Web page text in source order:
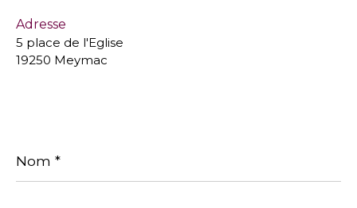
Adresse
5 place de l'Eglise
19250 Meymac
*